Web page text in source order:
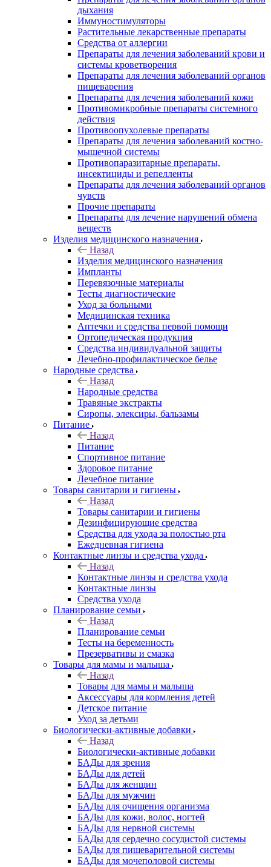
дыхания
Иммуностимуляторы
Растительные лекарственные препараты
Средства от аллергии
Препараты для лечения заболеваний крови и
системы кроветворения
Препараты для лечения заболеваний органов
пищеварения
Препараты для лечения заболеваний кожи
Противомикробные препараты системного
действия
Противоопухолевые препараты
Препараты для лечения заболеваний костно-
мышечной системы
Противопаразитарные препараты,
инсектициды и репелленты
Препараты для лечения заболеваний органов
чувств
Прочие препараты
Препараты для лечение нарушений обмена
веществ
Изделия медицинского назначения
Назад
Изделия медицинского назначения
Импланты
Перевязочные материалы
Тесты диагностические
Уход за больными
Медицинская техника
Аптечки и средства первой помощи
Ортопедическая продукция
Средства индивидуальной защиты
Лечебно-профилактическое белье
Народные средства
Назад
Народные средства
Травяные экстракты
Сиропы, элексиры, бальзамы
Питание
Назад
Питание
Спортивное питание
Здоровое питание
Лечебное питание
Товары санитарии и гигиены
Назад
Товары санитарии и гигиены
Дезинфицирующие средства
Средства для ухода за полостью рта
Ежедневная гигиена
Контактные линзы и средства ухода
Назад
Контактные линзы и средства ухода
Контактные линзы
Средства ухода
Планирование семьи
Назад
Планирование семьи
Тесты на беременность
Презервативы и смазка
Товары для мамы и малыша
Назад
Товары для мамы и малыша
Аксессуары для кормления детей
Детское питание
Уход за детьми
Биологически-активные добавки
Назад
Биологически-активные добавки
БАДы для зрения
БАДы для детей
БАДы для женщин
БАДы для мужчин
БАДы для очищения организма
БАДы для кожи, волос, ногтей
БАДы для нервной системы
БАДы для сердечно сосудистой системы
БАДы для пищеварительной системы
БАДы для мочеполовой системы